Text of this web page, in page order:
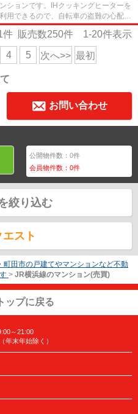
ションです。IHクッキングヒーターを
用できるので、自転車の盗難の心配が
おり、...
件 販売数250件 1-20件表示
4 5 次へ>> 最初
お問い合わせ
公開物件数：0件
会員物件数：0件
絞り込む
スト
町田市の戸建てやマンションなど不動
> JR横浜線のマンション(売買)
ップに戻る
～21:00
年末年始除く）